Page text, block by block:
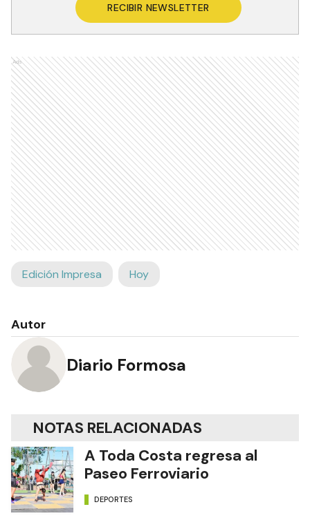
RECIBIR NEWSLETTER
Ads
Edición Impresa Hoy
Autor
Diario Formosa
NOTAS RELACIONADAS
A Toda Costa regresa al
Paseo Ferroviario
DEPORTES